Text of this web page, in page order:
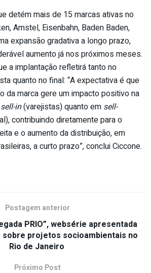
detém mais de 15 marcas ativas no
Amstel, Eisenbahn, Baden Baden,
expansão gradativa a longo prazo,
aumento já nos próximos meses.
a implantação refletirá tanto no
quanto no final: “A expectativa é que
da marca gere um impacto positivo na
sell-in(varejistas) quanto em sell-
contribuindo diretamente para o
e o aumento da distribuição, em
a curto prazo”, conclui Ciccone.
Postagem anterior
PRIO”, websérie apresentada
sobre projetos socioambientais no
Rio de Janeiro
Próximo Post